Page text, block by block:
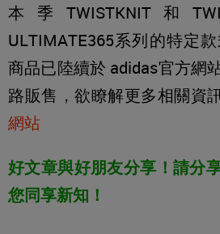
本季TWISTKNIT和
ULTIMATE365系列的特定
商品已陸續於 adidas官方網
路販售，欲瞭解更多相關資
網站
好文章與好朋友分享！請分
您同享新知！